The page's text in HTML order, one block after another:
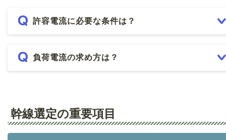
許容電流に必要な条件は？
負荷電流の求め方は？
幹線選定の重要項目